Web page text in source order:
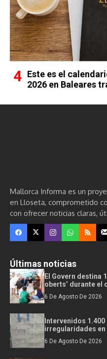
Este es el
2026 en Baleares
Mallorca Informa es un
en Lloseta, comprometido
con ofrecer noticias claras,
Últimas noticias
El Govern destina
oberts’ durante el
6 De Agosto De 2026
Intervenidos
irregularidades en
6 De Agosto De 2026